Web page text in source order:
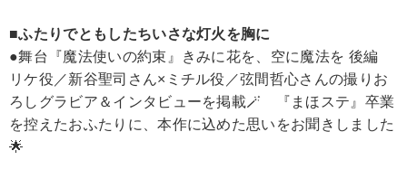
■ふたりでともしたちいさな灯火を胸に
●舞台『魔法使いの約束』きみに花を、空に魔法を 後編
リケ役／新谷聖司さん×ミチル役／弦間哲心さんの撮りお
ろしグラビア＆インタビューを掲載🪄 『まほステ』卒業
を控えたおふたりに、本作に込めた思いをお聞きしました
🌟